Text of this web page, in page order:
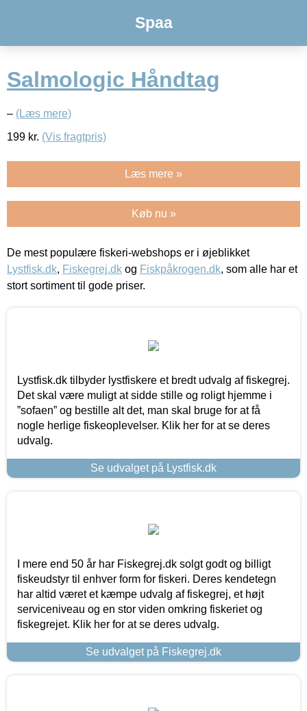
Spaa
Salmologic Håndtag
– (Læs mere)
199 kr. (Vis fragtpris)
Læs mere »
Køb nu »
De mest populære fiskeri-webshops er i øjeblikket
Lystfisk.dk, Fiskegrej.dk og Fiskpåkrogen.dk, som alle har et
stort sortiment til gode priser.
Lystfisk.dk tilbyder lystfiskere et bredt udvalg af fiskegrej.
Det skal være muligt at sidde stille og roligt hjemme i
”sofaen” og bestille alt det, man skal bruge for at få
nogle herlige fiskeoplevelser. Klik her for at se deres
udvalg.
Se udvalget på Lystfisk.dk
I mere end 50 år har Fiskegrej.dk solgt godt og billigt
fiskeudstyr til enhver form for fiskeri. Deres kendetegn
har altid været et kæmpe udvalg af fiskegrej, et højt
serviceniveau og en stor viden omkring fiskeriet og
fiskegrejet. Klik her for at se deres udvalg.
Se udvalget på Fiskegrej.dk